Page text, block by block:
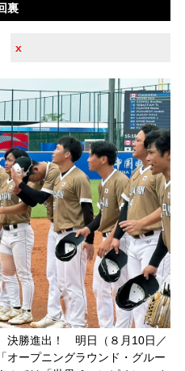
裏
x
決勝進出！ 明日（８月10日／
オープニングラウンド・グルー